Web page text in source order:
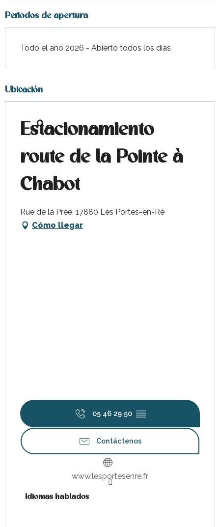
Periodos de apertura
Todo el año 2026 - Abierto todos los días
Ubicación
Estacionamiento
route de la Pointe à
Chabot
Rue de la Prée, 17880 Les Portes-en-Ré
Cómo llegar
05 46 29 50 ▒▒
Contáctenos
www.lesportesenre.fr
Idiomas hablados
Idiomas hablados